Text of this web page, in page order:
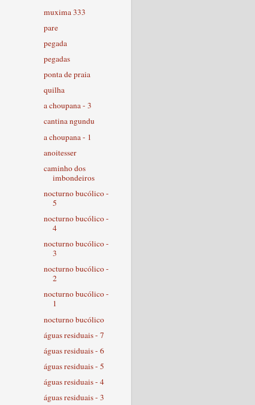
muxima 333
pare
pegada
pegadas
ponta de praia
quilha
a choupana - 3
cantina ngundu
a choupana - 1
anoitesser
caminho dos
imbondeiros
nocturno bucólico -
5
nocturno bucólico -
4
nocturno bucólico -
3
nocturno bucólico -
2
nocturno bucólico -
1
nocturno bucólico
águas residuais - 7
águas residuais - 6
águas residuais - 5
águas residuais - 4
águas residuais - 3